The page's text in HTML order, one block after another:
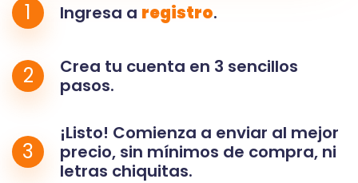
1 Ingresa a registro.
2
Crea tu cuenta en 3 sencillos
pasos.
3
¡Listo! Comienza a enviar al mejor
precio, sin mínimos de compra, ni
letras chiquitas.